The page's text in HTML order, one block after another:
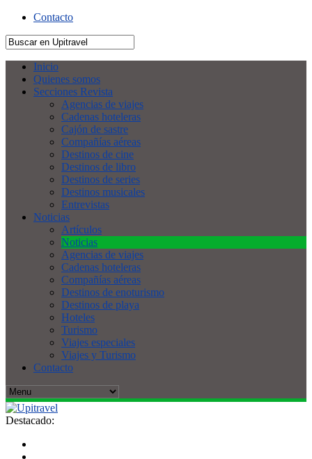
Contacto
Inicio
Quienes somos
Secciones Revista
Agencias de viajes
Cadenas hoteleras
Cajón de sastre
Compañías aéreas
Destinos de cine
Destinos de libro
Destinos de series
Destinos musicales
Entrevistas
Noticias
Artículos
Noticias
Agencias de viajes
Cadenas hoteleras
Compañías aéreas
Destinos de enoturismo
Destinos de playa
Hoteles
Turismo
Viajes especiales
Viajes y Turismo
Contacto
Destacado: